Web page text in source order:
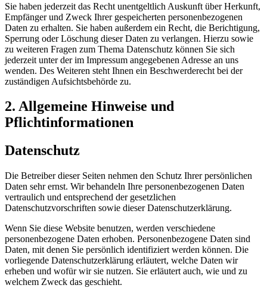
Sie haben jederzeit das Recht unentgeltlich Auskunft über Herkunft,
Empfänger und Zweck Ihrer gespeicherten personenbezogenen
Daten zu erhalten. Sie haben außerdem ein Recht, die Berichtigung,
Sperrung oder Löschung dieser Daten zu verlangen. Hierzu sowie
zu weiteren Fragen zum Thema Datenschutz können Sie sich
jederzeit unter der im Impressum angegebenen Adresse an uns
wenden. Des Weiteren steht Ihnen ein Beschwerderecht bei der
zuständigen Aufsichtsbehörde zu.
2. Allgemeine Hinweise und
Pflichtinformationen
Datenschutz
Die Betreiber dieser Seiten nehmen den Schutz Ihrer persönlichen
Daten sehr ernst. Wir behandeln Ihre personenbezogenen Daten
vertraulich und entsprechend der gesetzlichen
Datenschutzvorschriften sowie dieser Datenschutzerklärung.
Wenn Sie diese Website benutzen, werden verschiedene
personenbezogene Daten erhoben. Personenbezogene Daten sind
Daten, mit denen Sie persönlich identifiziert werden können. Die
vorliegende Datenschutzerklärung erläutert, welche Daten wir
erheben und wofür wir sie nutzen. Sie erläutert auch, wie und zu
welchem Zweck das geschieht.